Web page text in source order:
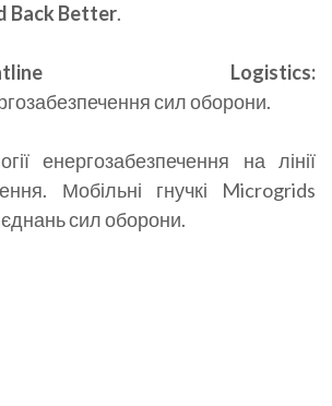
Back Better.
Logistics:
сил оборони.
енергозабезпечення на лінії
Мобільні гнучкі Microgrids
сил оборони.